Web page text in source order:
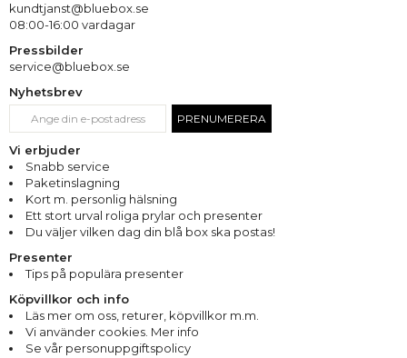
kundtjanst@bluebox.se
08:00-16:00 vardagar
Pressbilder
service@bluebox.se
Nyhetsbrev
PRENUMERERA
Vi erbjuder
Snabb service
Paketinslagning
Kort m. personlig hälsning
Ett stort urval roliga prylar och presenter
Du väljer vilken dag din blå box ska postas!
Presenter
Tips på populära presenter
Köpvillkor och info
Läs mer om oss returer köpvillkor m.m.
Vi använder cookies. Mer info
Se vår personuppgiftspolicy